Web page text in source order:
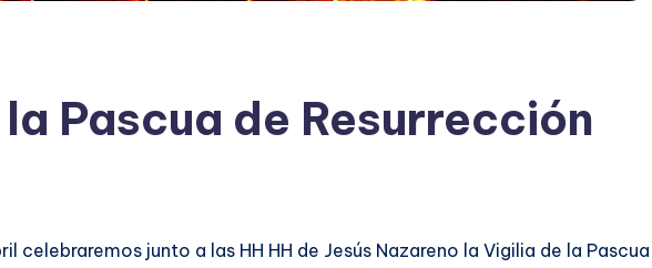
Pascua de Resurrección
celebraremos junto a las HH HH de Jesús Nazareno la Vigilia de la Pascua